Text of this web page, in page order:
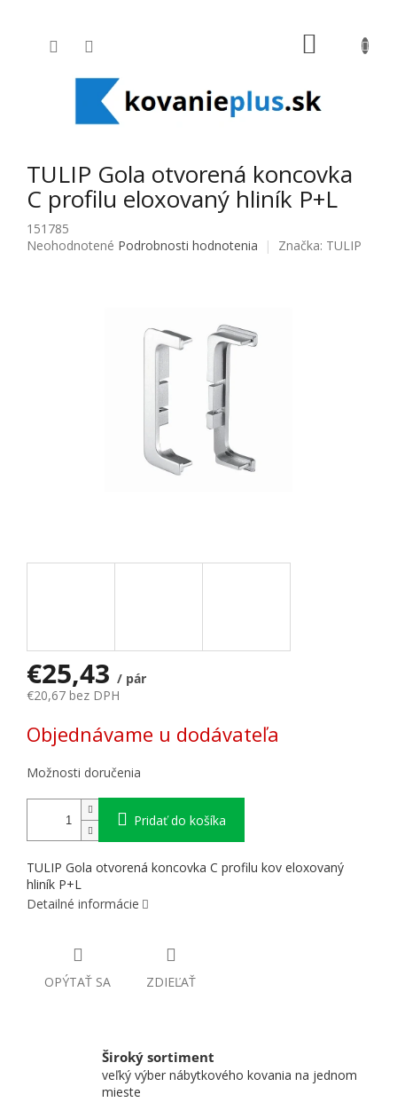
TULIP Gola otvorená koncovka
C profilu eloxovaný hliník P+L
151785
Priemerné hodnotenie produktu je 0,0 z 5 hviezdičiek.
Neohodnotené Podrobnosti hodnotenia Značka: TULIP
€25,43 / pár
€20,67 bez DPH
Objednávame u dodávateľa
Možnosti doručenia
Pridať do košíka
TULIP Gola otvorená koncovka C profilu kov eloxovaný
hliník P+L
Detailné informácie
OPÝTAŤ SA ZDIEĽAŤ
Široký sortiment
veľký výber nábytkového kovania na jednom
mieste